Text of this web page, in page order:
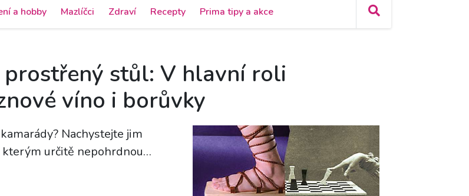
a hobby Mazlíčci Zdraví Recepty Prima tipy a akce
stůl: V hlavní roli
víno i borůvky
Nachystejte jim
kterým určitě nepohrdnou…